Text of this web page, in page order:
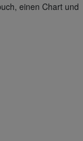
einen Chart und